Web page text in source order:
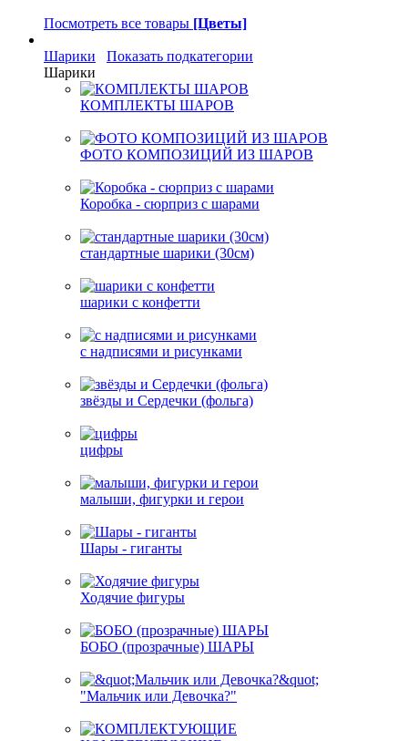
Посмотреть все товары [Цветы]
Шарики
Показать подкатегории
Шарики
КОМПЛЕКТЫ ШАРОВ
ФОТО КОМПОЗИЦИЙ ИЗ ШАРОВ
Коробка - сюрприз с шарами
стандартные шарики (30см)
шарики с конфетти
с надписями и рисунками
звёзды и Сердечки (фольга)
цифры
малыши, фигурки и герои
Шары - гиганты
Ходячие фигуры
БОБО (прозрачные) ШАРЫ
"Мальчик или Девочка?"